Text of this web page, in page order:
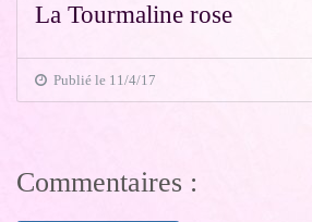
La Tourmaline rose
Publié le 11/4/17
Commentaires :